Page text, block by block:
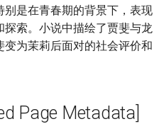
是在青春期的背景下，表现
索。小说中描绘了贾斐与龙
为茉莉后面对的社会评价和
Page Metadata]